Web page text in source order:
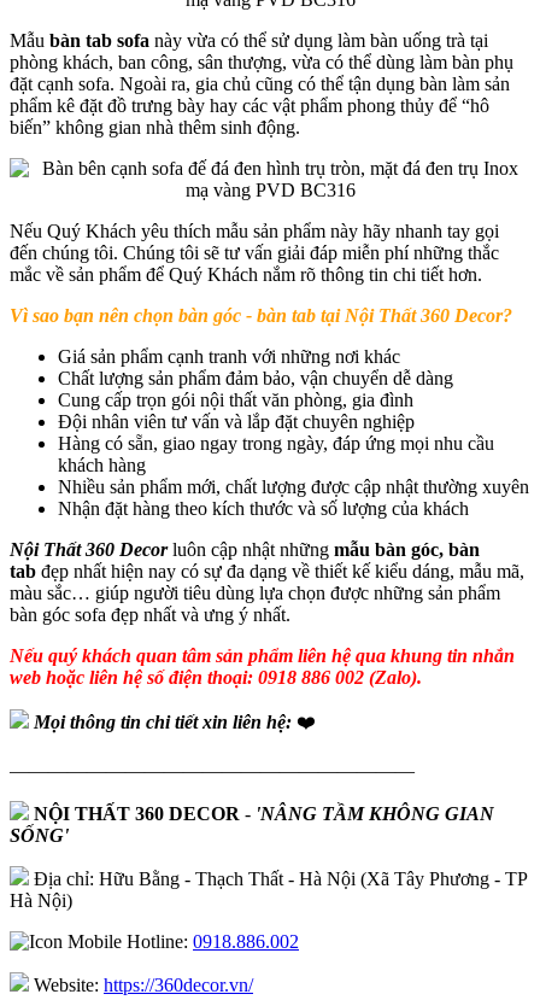
Mẫu bàn tab sofa này vừa có thể sử dụng làm bàn uống trà tại
phòng khách, ban công, sân thượng, vừa có thể dùng làm bàn phụ
đặt cạnh sofa. Ngoài ra, gia chủ cũng có thể tận dụng bàn làm sản
phẩm kê đặt đồ trưng bày hay các vật phẩm phong thủy để “hô
biến” không gian nhà thêm sinh động.
Nếu Quý Khách yêu thích mẫu sản phẩm này hãy nhanh tay gọi
đến chúng tôi. Chúng tôi sẽ tư vấn giải đáp miễn phí những thắc
mắc về sản phẩm để Quý Khách nắm rõ thông tin chi tiết hơn.
Vì sao bạn nên chọn bàn góc - bàn tab tại Nội Thất 360 Decor?
Giá sản phẩm cạnh tranh với những nơi khác
Chất lượng sản phẩm đảm bảo, vận chuyển dễ dàng
Cung cấp trọn gói nội thất văn phòng, gia đình
Đội nhân viên tư vấn và lắp đặt chuyên nghiệp
Hàng có sẵn, giao ngay trong ngày, đáp ứng mọi nhu cầu
khách hàng
Nhiều sản phẩm mới, chất lượng được cập nhật thường xuyên
Nhận đặt hàng theo kích thước và số lượng của khách
Nội Thất 360 Decorluôn cập nhật những mẫu bàn góc, bàn
tab đẹp nhất hiện nay có sự đa dạng về thiết kế kiểu dáng, mẫu mã,
màu sắc… giúp người tiêu dùng lựa chọn được những sản phẩm
bàn góc sofa đẹp nhất và ưng ý nhất.
Nếu quý khách quan tâm sản phẩm liên hệ qua khung tin nhắn
web hoặc liên hệ số điện thoại: 0918 886 002 (Zalo).
Mọi thông tin chi tiết xin liên hệ: ❤️
—————————————————————
NỘI THẤT 360 DECOR - 'NÂNG TẦM KHÔNG GIAN
SỐNG'
Địa chỉ: Hữu Bằng - Thạch Thất - Hà Nội (Xã Tây Phương - TP
Hà Nội)
Hotline: 0918.886.002
Website: https://360decor.vn/